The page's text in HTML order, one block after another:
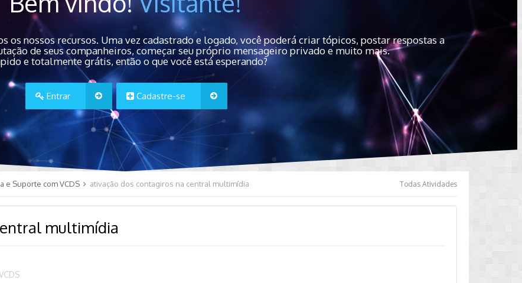
os nossos recursos. Uma vez cadastrado e logado, você poderá criar tópicos, postar respostas a
de seus companheiros, começar seu próprio mensageiro privado e muito mais.
e totalmente grátis, então o que você está esperando?
Entrar Cadastre-se
Todas Atividades
e Suporte com VCDS ativação dos contagiros na central multimídia
multimídia